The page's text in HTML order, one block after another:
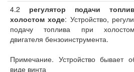
4.2 регулятор подачи
холостом ходе: Устройство,
подачу топлива при
двигателя бензоинструмента.
Примечание. Устройство бывает
виде винта